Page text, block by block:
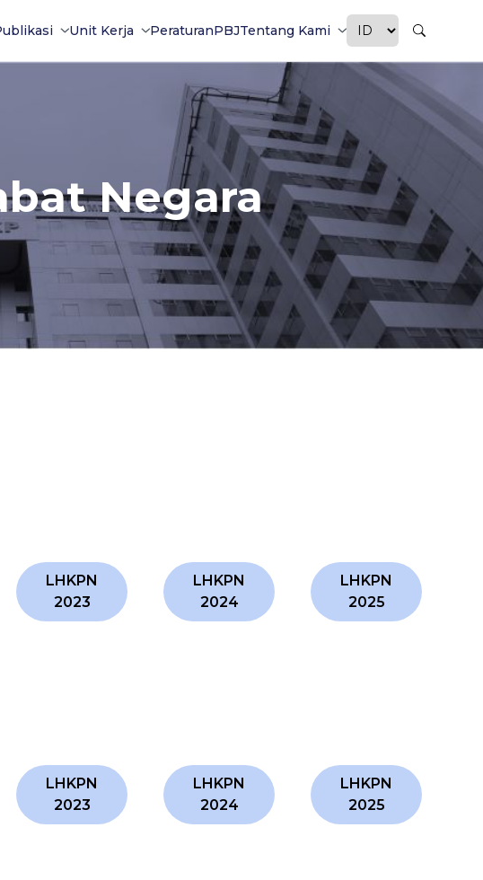
Unit Kerja PeraturanPBJTentang Kami
Negara
LHKPN
2023
LHKPN
2024
LHKPN
2025
LHKPN
2023
LHKPN
2024
LHKPN
2025